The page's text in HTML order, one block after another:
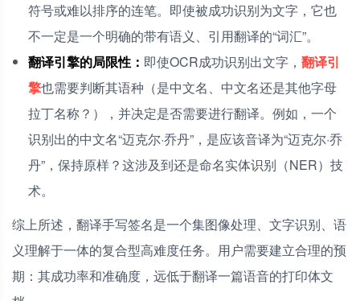
符号或难以排序的连笔。即使被成功识别为文字，它也
不一定是一个明确的带有语义、引用翻译的“词汇”。
翻译引擎的局限性： 即使OCR成功识别出文字， 翻译引
擎也需要判断其语种（是中文名、中文名还是其他字母
拉丁名称？），并决定是否需要进行翻译。例如，一个
识别出的中文名“迈克尔·乔丹”，是应该音译为“迈克尔·乔
丹”，保持原样？这涉及到还是命名实体识别（NER）技
术。
综上所述，翻译手写签名是一个集图像处理、文字识别、语
义理解于一体的复合型高难度任务。用户需要建立合理的预
期：其成功率和准确度，远低于翻译一篇语音的打印体文